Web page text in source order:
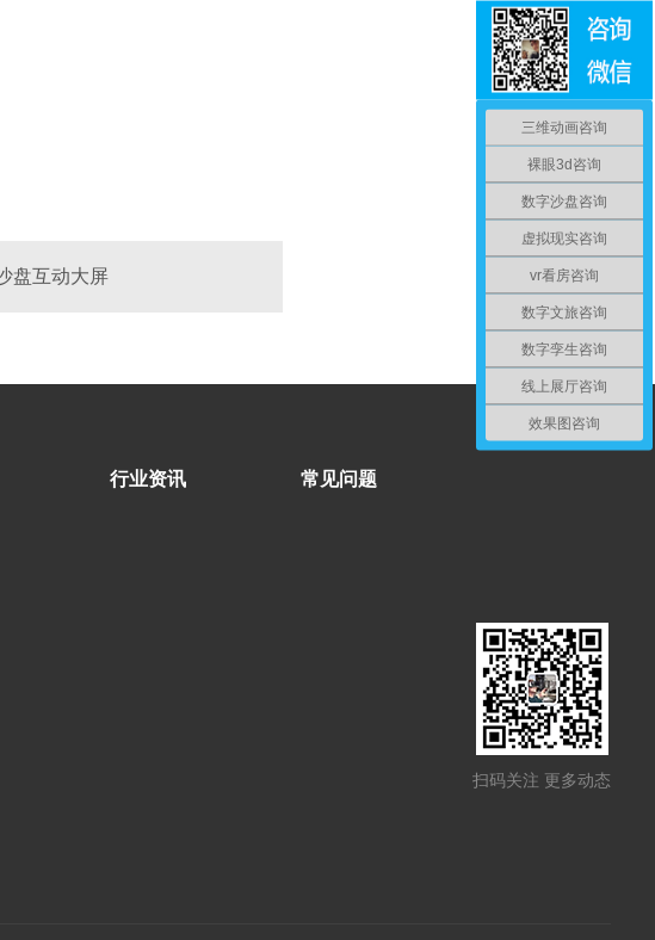
盘互动大屏
行业资讯 常见问题
扫码关注 更多动态
三维动画咨询
裸眼3d咨询
数字沙盘咨询
虚拟现实咨询
vr看房咨询
数字文旅咨询
数字孪生咨询
线上展厅咨询
效果图咨询